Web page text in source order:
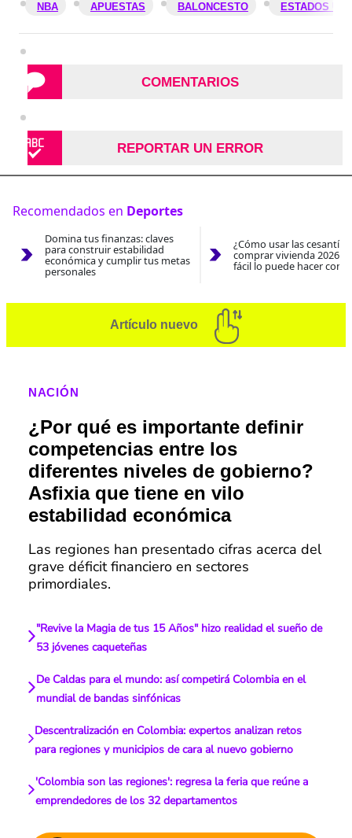
NBA APUESTAS BALONCESTO ESTADOS
COMENTARIOS
REPORTAR UN ERROR
Recomendados en Deportes
Domina tus finanzas: claves
para construir estabilidad
económica y cumplir tus metas
personales
¿Cómo usar las
comprar vivienda 2026?
fácil lo puede hacer con
Artículo nuevo
NACIÓN
¿Por qué es importante definir
competencias entre los
diferentes niveles de gobierno?
Asfixia que tiene en vilo
estabilidad económica
Las regiones han presentado cifras acerca del
grave déficit financiero en sectores
primordiales.
"Revive la Magia de tus 15 Años" hizo realidad el sueño de
53 jóvenes caqueteñas
De Caldas para el mundo: así competirá Colombia en el
mundial de bandas sinfónicas
Descentralización en Colombia: expertos analizan retos
para regiones y municipios de cara al nuevo gobierno
'Colombia son las regiones': regresa la feria que reúne a
emprendedores de los 32 departamentos